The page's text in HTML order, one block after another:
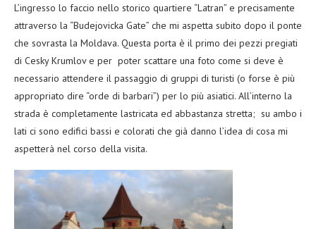
L’ingresso lo faccio nello storico quartiere “Latran” e precisamente
attraverso la “Budejovicka Gate” che mi aspetta subito dopo il ponte
che sovrasta la Moldava. Questa porta è il primo dei pezzi pregiati
di Cesky Krumlov e per poter scattare una foto come si deve è
necessario attendere il passaggio di gruppi di turisti (o forse è più
appropriato dire “orde di barbari”) per lo più asiatici. All’interno la
strada è completamente lastricata ed abbastanza stretta; su ambo i
lati ci sono edifici bassi e colorati che già danno l’idea di cosa mi
aspetterà nel corso della visita.